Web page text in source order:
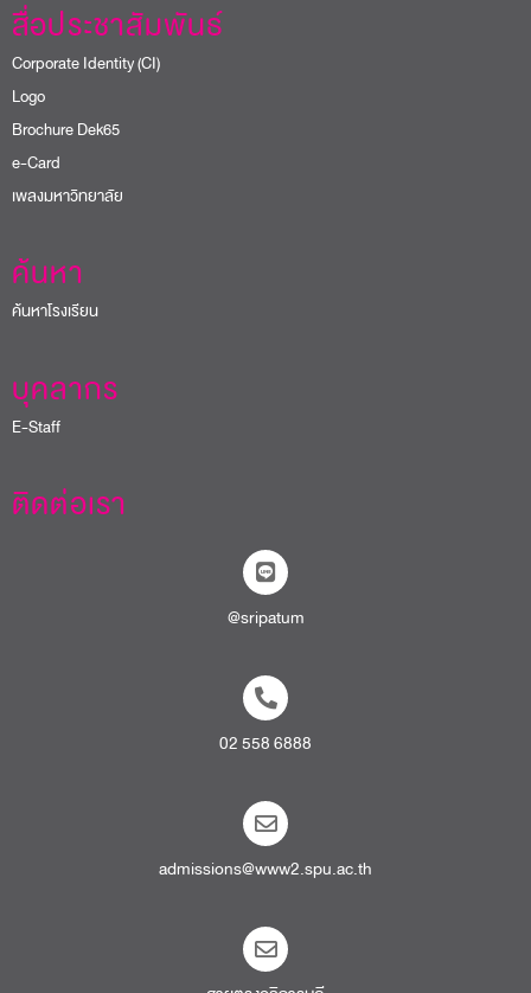
สื่อประชาสัมพันธ์
Corporate Identity (CI)
Logo
Brochure Dek65
e-Card
เพลงมหาวิทยาลัย
ค้นหา
ค้นหาโรงเรียน
บุคลากร
E-Staff
ติดต่อเรา
@sripatum
02 558 6888
admissions@www2.spu.ac.th